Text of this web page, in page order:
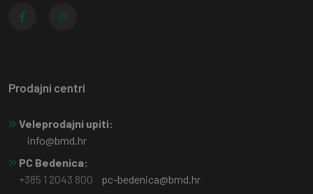
Prodajni centri
Veleprodajni upiti:
info@bmd.hr
PC Bedenica:
+385 1 2043 800
pc-bedenica@bmd.hr